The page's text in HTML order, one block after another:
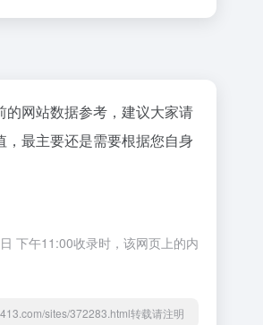
的网站数据参考，建议大家请
最主要还是需要根据您自身
下午11:00收录时，该网页上的内
sites/372283.html转载请注明